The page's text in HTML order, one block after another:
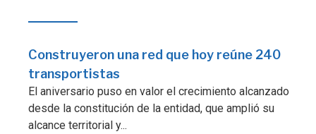
Construyeron una red que hoy reúne 240
transportistas
El aniversario puso en valor el crecimiento alcanzado
desde la constitución de la entidad, que amplió su
alcance territorial y...